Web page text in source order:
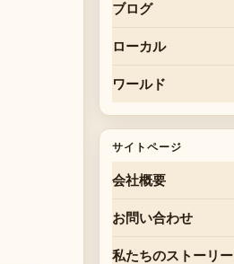
ブログ
ローカル
ワールド
サイトページ
会社概要
お問い合わせ
私たちのストーリー